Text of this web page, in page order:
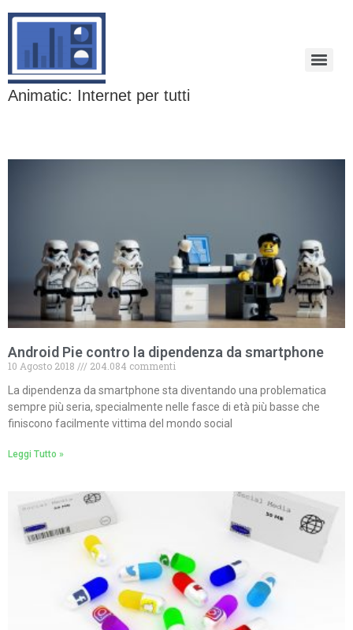
Animatic: Internet per tutti
Android Pie contro la dipendenza da smartphone
10 Agosto 2018
204.084 commenti
La dipendenza da smartphone sta diventando una problematica
sempre più seria, specialmente nelle fasce di età più basse che
finiscono facilmente vittima del mondo social
Leggi Tutto »